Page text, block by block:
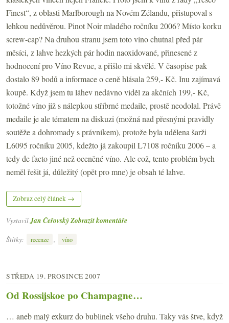
Finest“, z oblasti Marlborough na Novém Zélandu, přistupoval s
lehkou nedůvěrou. Pinot Noir mladého ročníku 2006? Místo korku
screw-cap? Na druhou stranu jsem toto víno chutnal před pár
měsíci, z lahve hezkých pár hodin naoxidované, přinesené z
hodnocení pro Víno Revue, a přišlo mi skvělé. V časopise pak
dostalo 89 bodů a informace o ceně hlásala 259,- Kč. Inu zajímavá
koupě. Když jsem tu láhev nedávno viděl za akčních 199,- Kč,
totožné víno již s nálepkou stříbrné medaile, prostě neodolal. Právě
medaile je ale tématem na diskuzi (možná nad přesnými pravidly
soutěže a dohromady s právníkem), protože byla udělena šarži
L6095 ročníku 2005, kdežto já zakoupil L7108 ročníku 2006 – a
tedy de facto jiné než oceněné víno. Ale což, tento problém bych
neměl řešit já, důležitý (opět pro mne) je obsah té lahve.
Zobraz celý článek →
VystavilJan ČeřovskýZobrazit komentáře
Štítky:
recenze , víno
STŘEDA 19. PROSINCE 2007
Od Rossijskoe po Champagne…
… aneb malý exkurz do bublinek všeho druhu. Taky vás štve, když